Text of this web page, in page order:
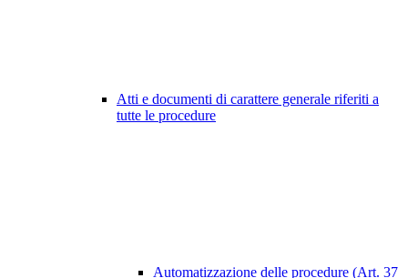
Atti e documenti di carattere generale riferiti a
tutte le procedure
Automatizzazione delle procedure (Art. 37